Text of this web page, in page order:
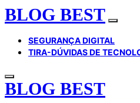
BLOG BEST
SEGURANÇA DIGITAL
TIRA-DÚVIDAS DE
BLOG BEST